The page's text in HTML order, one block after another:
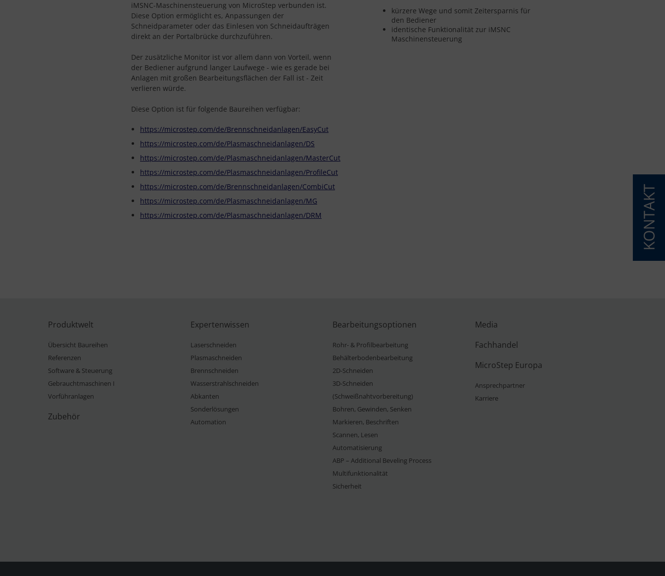
iMSNC-Maschinensteuerung von MicroStep verbunden ist.
Diese Option ermöglicht es, Anpassungen der
Schneidparameter oder das Einlesen von Schneidaufträgen
direkt an der Portalbrücke durchzuführen.
Der zusätzliche Monitor ist vor allem dann von Vorteil, wenn
der Bediener aufgrund langer Laufwege - wie es gerade bei
Anlagen mit großen Bearbeitungsflächen der Fall ist - Zeit
verlieren würde.
Diese Option ist für folgende Baureihen verfügbar:
https://microstep.com/de/Brennschneidanlagen/EasyCut
https://microstep.com/de/Plasmaschneidanlagen/DS
https://microstep.com/de/Plasmaschneidanlagen/MasterCut
https://microstep.com/de/Plasmaschneidanlagen/ProfileCut
https://microstep.com/de/Brennschneidanlagen/CombiCut
https://microstep.com/de/Plasmaschneidanlagen/MG
https://microstep.com/de/Plasmaschneidanlagen/DRM
kürzere Wege und somit Zeitersparnis für
den Bediener
identische Funktionalität zur iMSNC
Maschinensteuerung
Produktwelt
Übersicht Baureihen
Referenzen
Software & Steuerung
Gebrauchtmaschinen I
Vorführanlagen
Zubehör
Expertenwissen
Laserschneiden
Plasmaschneiden
Brennschneiden
Wasserstrahlschneiden
Abkanten
Sonderlösungen
Automation
Bearbeitungsoptionen
Rohr- & Profilbearbeitung
Behälterbodenbearbeitung
2D-Schneiden
3D-Schneiden
(Schweißnahtvorbereitung)
Bohren, Gewinden, Senken
Markieren, Beschriften
Scannen, Lesen
Automatisierung
ABP – Additional Beveling Process
Multifunktionalität
Sicherheit
Media
Fachhandel
MicroStep Europa
Ansprechpartner
Karriere